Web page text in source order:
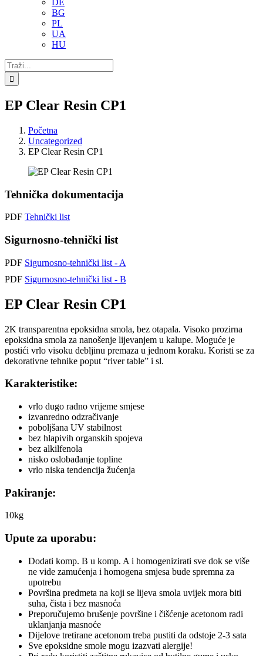
DE
BG
PL
UA
HU
Traži...
EP Clear Resin CP1
Početna
Uncategorized
EP Clear Resin CP1
Tehnička dokumentacija
PDF Tehnički list
Sigurnosno-tehnički list
PDF Sigurnosno-tehnički list - A
PDF Sigurnosno-tehnički list - B
EP Clear Resin CP1
2K transparentna epoksidna smola, bez otapala. Visoko prozirna
epoksidna smola za nanošenje lijevanjem u kalupe. Moguće je
postići vrlo visoku debljinu premaza u jednom koraku. Koristi se za
dekorativne tehnike poput “river table” i sl.
Karakteristike:
vrlo dugo radno vrijeme smjese
izvanredno odzračivanje
poboljšana UV stabilnost
bez hlapivih organskih spojeva
bez alkilfenola
nisko oslobađanje topline
vrlo niska tendencija žućenja
Pakiranje:
10kg
Upute za uporabu:
Dodati komp. B u komp. A i homogenizirati sve dok se više
ne vide zamućenja i homogena smjesa bude spremna za
upotrebu
Površina predmeta na koji se lijeva smola uvijek mora biti
suha, čista i bez masnoća
Preporučujemo brušenje površine i čišćenje acetonom radi
uklanjanja masnoće
Dijelove tretirane acetonom treba pustiti da odstoje 2-3 sata
Sve epoksidne smole mogu izazvati alergije!